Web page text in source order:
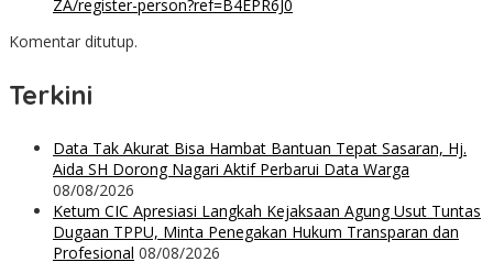
ZA/register-person?ref=B4EPR6J0
Komentar ditutup.
Terkini
Data Tak Akurat Bisa Hambat Bantuan Tepat Sasaran, Hj.
Aida SH Dorong Nagari Aktif Perbarui Data Warga
08/08/2026
Ketum CIC Apresiasi Langkah Kejaksaan Agung Usut Tuntas
Dugaan TPPU, Minta Penegakan Hukum Transparan dan
Profesional 08/08/2026